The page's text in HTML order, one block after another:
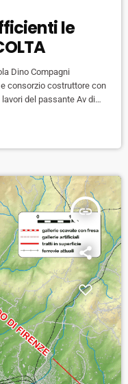
le
Dino Compagni
consorzio costruttore con
del passante Av di
ovviamente dei danni
solo caso le audizioni
insert_link